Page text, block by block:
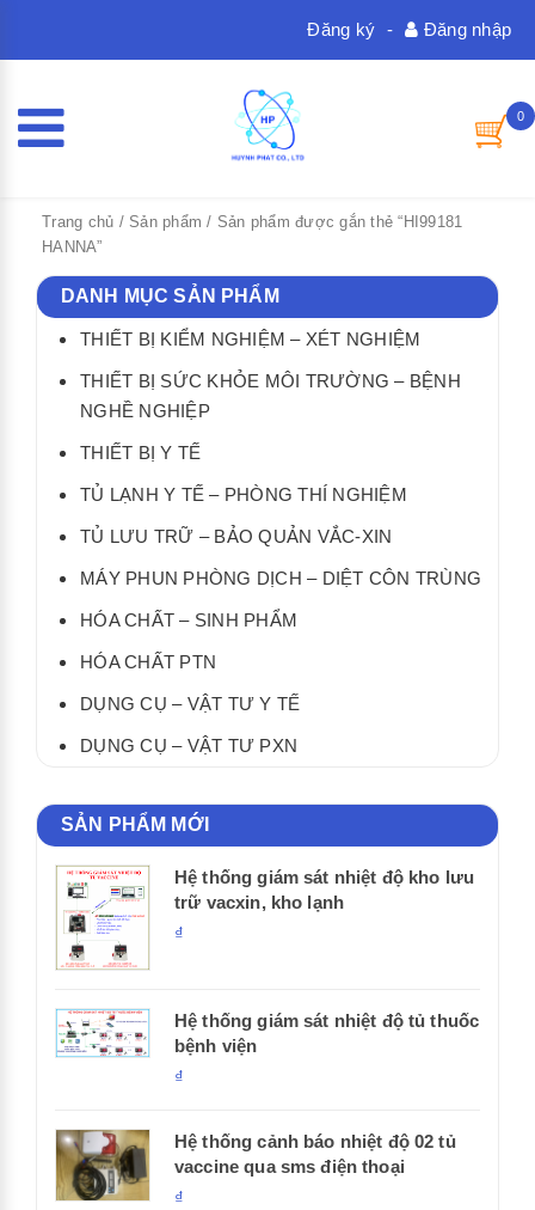
Đăng nhập
-
Đăng ký
0
Trang chủ / Sản phẩm / Sản phẩm được gắn thẻ “HI99181
HANNA”
DANH MỤC SẢN PHẨM
THIẾT BỊ KIỂM NGHIỆM – XÉT NGHIỆM
THIẾT BỊ SỨC KHỎE MÔI TRƯỜNG – BỆNH
NGHỀ NGHIỆP
THIẾT BỊ Y TẾ
TỦ LẠNH Y TẾ – PHÒNG THÍ NGHIỆM
TỦ LƯU TRỮ – BẢO QUẢN VẮC-XIN
MÁY PHUN PHÒNG DỊCH – DIỆT CÔN TRÙNG
HÓA CHẤT – SINH PHẨM
HÓA CHẤT PTN
DỤNG CỤ – VẬT TƯ Y TẾ
DỤNG CỤ – VẬT TƯ PXN
SẢN PHẨM MỚI
Hệ thống giám sát nhiệt độ kho lưu
trữ vacxin, kho lạnh
₫
Hệ thống giám sát nhiệt độ tủ thuốc
bệnh viện
₫
Hệ thống cảnh báo nhiệt độ 02 tủ
vaccine qua sms điện thoại
₫